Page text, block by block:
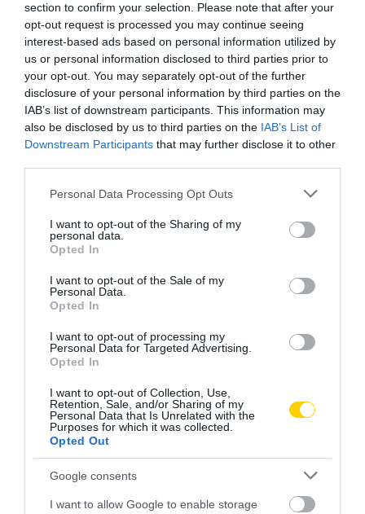
section to confirm your selection. Please note that after your
opt-out request is processed you may continue seeing
interest-based ads based on personal information utilized by
us or personal information disclosed to third parties prior to
your opt-out. You may separately opt-out of the further
disclosure of your personal information by third parties on the
IAB’s list of downstream participants. This information may
also be disclosed by us to third parties on the IAB’s List of
Downstream Participants that may further disclose it to other
Please note that this website/app uses one or more Google
not limited to your visit or usage behaviour. You may click to
grant or deny consent to Google and its third-party tags to
use your data for below specified purposes in below Google
consent section.
Personal Data Processing Opt Outs
I want to opt-out of the Sharing of my
personal data.
Opted In
I want to opt-out of the Sale of my
Personal Data.
Opted In
I want to opt-out of processing my
Personal Data for Targeted Advertising.
Opted In
I want to opt-out of Collection, Use,
Retention, Sale, and/or Sharing of my
Personal Data that Is Unrelated with the
Purposes for which it was collected.
Opted Out
Google consents
I want to allow Google to enable storage
TANULÁS